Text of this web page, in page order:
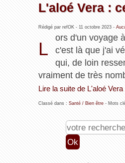
L'aloé Vera :
Rédigé par refOK - 11 octobre 2023-
L
ors d'un voyage
c'est là que j'ai
qui, de loin
vraiment de très
Lire la suite de L'aloé
Classé dans : Santé / Bien être- Mots